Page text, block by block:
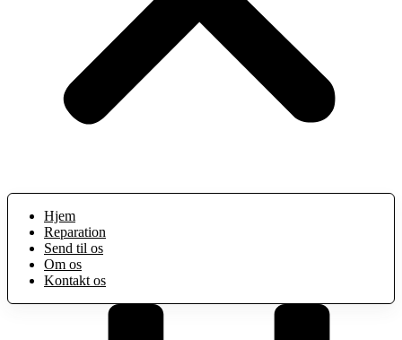
Hjem
Reparation
Send til os
Om os
Kontakt os